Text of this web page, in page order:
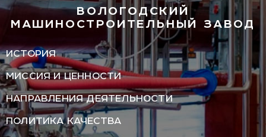
ВОЛОГОДСКИЙ
МАШИНОСТРОИТЕЛЬНЫЙ ЗАВОД
ИСТОРИЯ
МИССИЯ И ЦЕННОСТИ
НАПРАВЛЕНИЯ ДЕЯТЕЛЬНОСТИ
ПОЛИТИКА КАЧЕСТВА